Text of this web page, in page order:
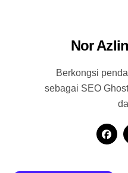
Nor
Berkongsi
sebagai SEO